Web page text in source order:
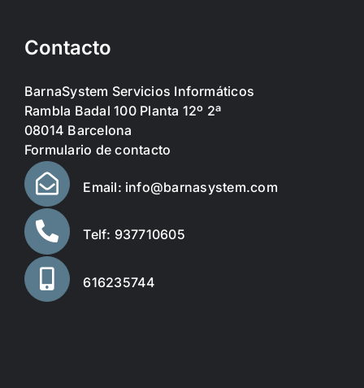
Contacto
BarnaSystem Servicios Informáticos
Rambla Badal 100 Planta 12º 2ª
08014 Barcelona
Formulario de contacto
Email: info@barnasystem.com
Telf: 937710605
616235744